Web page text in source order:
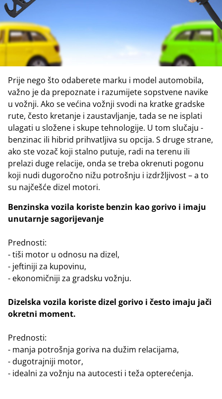
Prije nego što odaberete marku i model automobila,
važno je da prepoznate i razumijete sopstvene navike
u vožnji. Ako se većina vožnji svodi na kratke gradske
rute, često kretanje i zaustavljanje, tada se ne isplati
ulagati u složene i skupe tehnologije. U tom slučaju -
benzinac ili hibrid prihvatljiva su opcija. S druge strane,
ako ste vozač koji stalno putuje, radi na terenu ili
prelazi duge relacije, onda se treba okrenuti pogonu
koji nudi dugoročno nižu potrošnju i izdržljivost – a to
su najčešće dizel motori.
Benzinska vozila koriste benzin kao gorivo i imaju
unutarnje sagorijevanje
Prednosti:
- tiši motor u odnosu na dizel,
- jeftiniji za kupovinu,
- ekonomičniji za gradsku vožnju.
Dizelska vozila koriste dizel gorivo i često imaju jači
okretni moment.
Prednosti:
- manja potrošnja goriva na dužim relacijama,
- dugotrajniji motor,
- idealni za vožnju na autocesti i teža opterećenja.